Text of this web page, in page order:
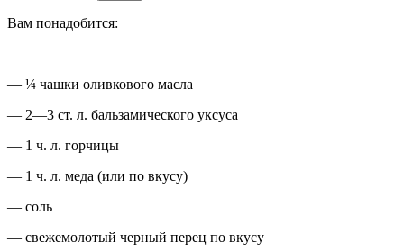
Вам понадобится:
— ¼ чашки оливкового масла
— 2—3 ст. л. бальзамического уксуса
— 1 ч. л. горчицы
— 1 ч. л. меда (или по вкусу)
— соль
— свежемолотый черный перец по вкусу